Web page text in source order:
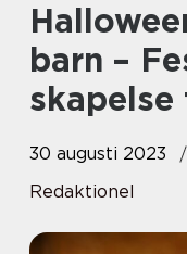
Halloweenbakning för
barn –
skapelse
30 augusti 2023
Redaktionel